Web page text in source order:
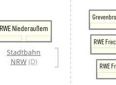
RWE Niederaußem
Stadtbahn
NRW (D)
RWE
RWE